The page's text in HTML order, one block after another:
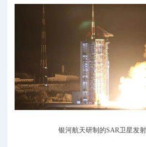
银河航天研制的SAR卫星发